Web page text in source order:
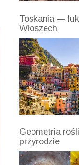
Toskania —
Włoszech
Geometria
przyrodzie